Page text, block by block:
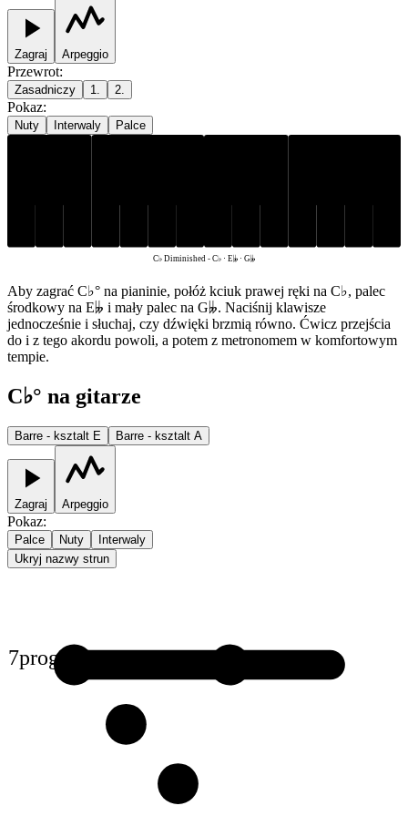
Zagraj Arpeggio
Przewrot:
Zasadniczy 1. 2.
Pokaz:
Nuty Interwaly Palce
C♭ Diminished -C♭ · E𝄫 · G𝄫
Aby zagrać C♭° na pianinie, połóż kciuk prawej ręki na C♭, palec
środkowy na E𝄫 i mały palec na G𝄫. Naciśnij klawisze
jednocześnie i słuchaj, czy dźwięki brzmią równo. Ćwicz przejścia
do i z tego akordu powoli, a potem z metronomem w komfortowym
tempie.
C♭° na gitarze
Barre - ksztalt E Barre - ksztalt A
Zagraj Arpeggio
Pokaz:
Palce Nuty
Interwaly
Ukryj nazwy strun
7prog